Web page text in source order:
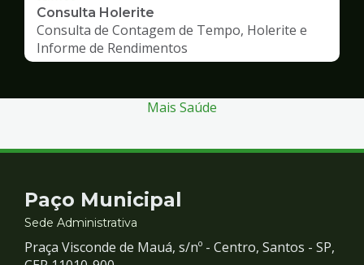
Consulta Holerite
Consulta de Contagem de Tempo, Holerite e
Informe de Rendimentos
Mais Saúde
Contato
e
Paço Municipal
Sede Administrativa
Praça Visconde de Mauá, s/nº - Centro, Santos - SP,